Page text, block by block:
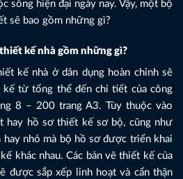
sống hiện đại ngày nay. Vậy, một bộ
sẽ bao gồm những gì?
kế nhà gồm những gì?
kế nhà ở dân dụng hoàn chỉnh sẽ
kế từ tổng thể đến chi tiết của công
8 – 200 trang A3. Tùy thuộc vào
hay hồ sơ thiết kế sơ bộ, cũng như
nhỏ mà bộ hồ sơ được triển khai
khác nhau. Các bản vẽ thiết kế của
được sắp xếp linh hoạt và cẩn thận